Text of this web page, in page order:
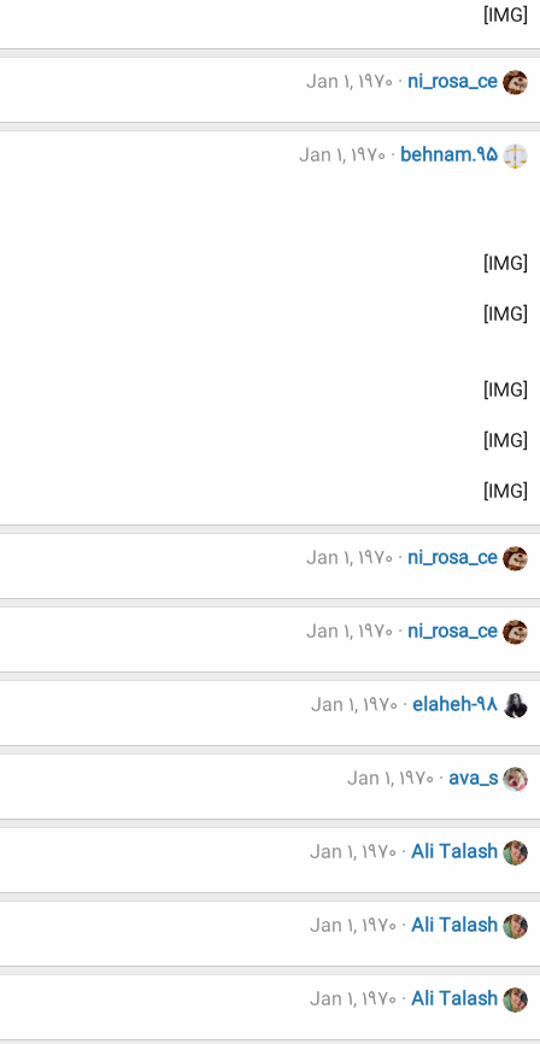
[IMG]
ni_rosa_ce
Jan 1, 1970
behnam.95
Jan 1, 1970
[IMG]
[IMG]
[IMG]
[IMG]
[IMG]
ni_rosa_ce
Jan 1, 1970
ni_rosa_ce
Jan 1, 1970
elaheh-98
Jan 1, 1970
ava_s
Jan 1, 1970
Ali Talash
Jan 1, 1970
Ali Talash
Jan 1, 1970
Ali Talash
Jan 1, 1970